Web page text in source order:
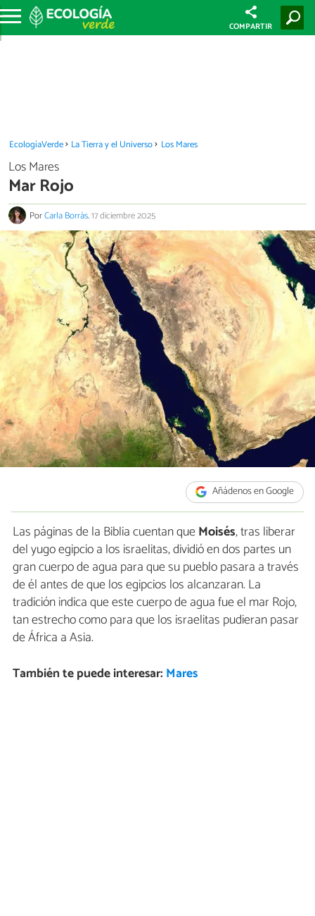
COMPARTIR
EcologíaVerde La Tierra y el Universo Los Mares
Los Mares
Mar Rojo
PorCarla Borràs.17 diciembre 2025
Añádenos en Google
Las páginas de la Biblia cuentan queMoisés, tras liberar
del yugo egipcio a los israelitas, dividió en dos partes un
gran cuerpo de agua para que su pueblo pasara a través
de él antes de que los egipcios los alcanzaran. La
tradición indica que este cuerpo de agua fue el mar Rojo,
tan estrecho como para que los israelitas pudieran pasar
de África a Asia.
También te puede interesar: Mares